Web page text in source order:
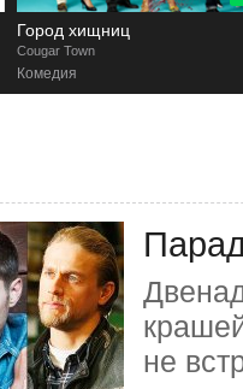
Город хищниц
Cougar Town
Комедия
не